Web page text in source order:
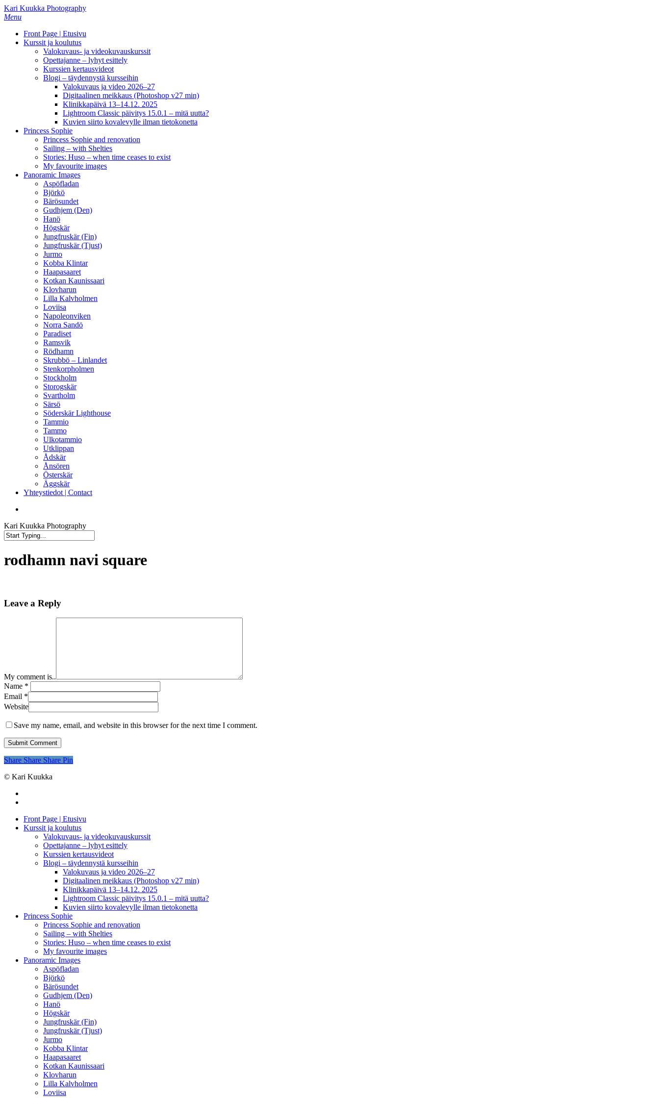
Skip
to
content
Kari Kuukka Photography
Menu
Front Page | Etusivu
Kurssit ja koulutus
Valokuvaus- ja videokuvauskurssit
Opettajanne – lyhyt esittely
Kurssien kertausvideot
Blogi – täydennystä kursseihin
Valokuvaus ja video 2026–27
Digitaalinen meikkaus (Photoshop v27 min)
Klinikkapäivä 13–14.12. 2025
Lightroom Classic päivitys 15.0.1 – mitä uutta?
Kuvien siirto kovalevylle ilman tietokonetta
Princess Sophie
Princess Sophie and renovation
Sailing – with Shelties
Stories: Huso – when time ceases to exist
My favourite images
Panoramic Images
Aspöfladan
Björkö
Bärösundet
Gudhjem (Den)
Hanö
Högskär
Jungfruskär (Fin)
Jungfruskär (Tjust)
Jurmo
Kobba Klintar
Haapasaaret
Kotkan Kaunissaari
Klovharun
Lilla Kalvholmen
Loviisa
Napoleonviken
Norra Sandö
Paradiset
Ramsvik
Rödhamn
Skrubbö – Linlandet
Stenkorpholmen
Stockholm
Storogskär
Svartholm
Särsö
Söderskär Lighthouse
Tammio
Tammo
Ulkotammio
Utklippan
Ådskär
Ånsören
Österskär
Äggskär
Yhteystiedot | Contact
Kari Kuukka Photography
Search
rodhamn navi square
Leave a Reply
My comment is..
Name *
Email *
Website
Save my name, email, and website in this browser for the next time I comment.
Share Share Share Pin
© Kari Kuukka
Close
Menu
Front Page | Etusivu
Kurssit ja koulutus
Valokuvaus- ja videokuvauskurssit
Opettajanne – lyhyt esittely
Kurssien kertausvideot
Blogi – täydennystä kursseihin
Valokuvaus ja video 2026–27
Digitaalinen meikkaus (Photoshop v27 min)
Klinikkapäivä 13–14.12. 2025
Lightroom Classic päivitys 15.0.1 – mitä uutta?
Kuvien siirto kovalevylle ilman tietokonetta
Princess Sophie
Princess Sophie and renovation
Sailing – with Shelties
Stories: Huso – when time ceases to exist
My favourite images
Panoramic Images
Aspöfladan
Björkö
Bärösundet
Gudhjem (Den)
Hanö
Högskär
Jungfruskär (Fin)
Jungfruskär (Tjust)
Jurmo
Kobba Klintar
Haapasaaret
Kotkan Kaunissaari
Klovharun
Lilla Kalvholmen
Loviisa